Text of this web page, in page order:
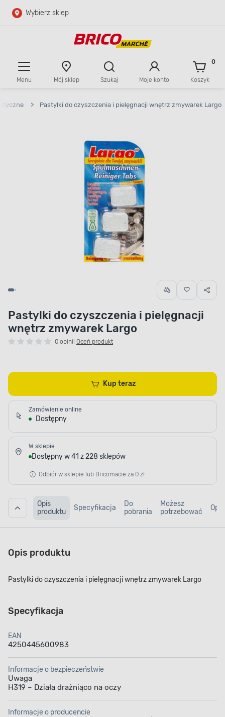
Przejdź do głównej zawartości
Wybierz sklep
Menu Mój sklep Szukaj Moje konto Koszyk
0
> Pastylki do czyszczenia i pielęgnacji wnętrz zmywarek Largo
Pastylki do czyszczenia i pielęgnacji
wnętrz zmywarek Largo
0 opinii Oceń produkt
Kup teraz
Zamówienie online
Dostępny
W sklepie
Dostępny w 41 z 228 sklepów
Odbiór w sklepie lub Bricomacie za 0 zł
Opis
produktu
Specyfikacja
Do
pobrania
Możesz
potrzebować
Opis produktu
Pastylki do czyszczenia i pielęgnacji wnętrz zmywarek Largo
Specyfikacja
EAN
4250445600983
Informacje o bezpieczeństwie
Uwaga
H319 – Działa drażniąco na oczy
Informacje o producencie